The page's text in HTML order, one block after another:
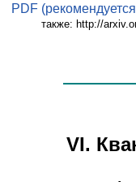
PDF
также: http://
VI.